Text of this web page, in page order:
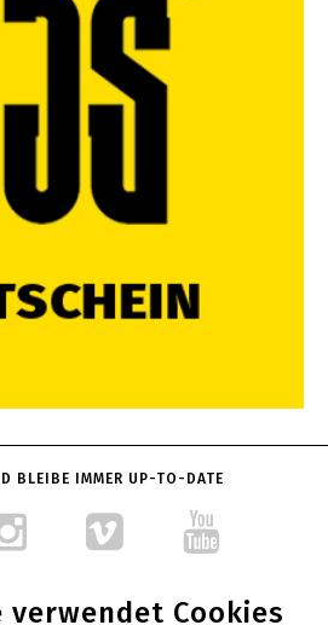
BLEIBE IMMER UP-TO-DATE
verwendet Cookies